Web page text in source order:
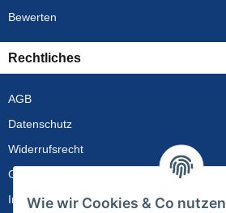
Bewerten
Rechtliches
AGB
Datenschutz
Widerrufsrecht
Gewährleistung
Impressum
Wie wir Cookies & Co nutzen